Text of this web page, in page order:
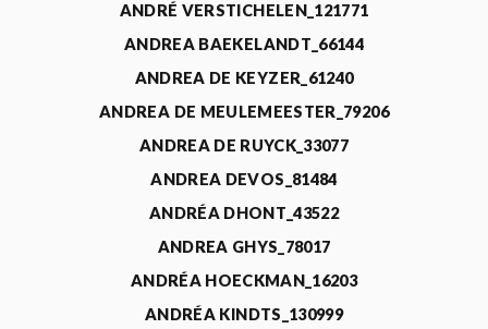
ANDRÉ VERSTICHELEN_121771
ANDREA BAEKELANDT_66144
ANDREA DE KEYZER_61240
ANDREA DE MEULEMEESTER_79206
ANDREA DE RUYCK_33077
ANDREA DEVOS_81484
ANDRÉA DHONT_43522
ANDREA GHYS_78017
ANDRÉA HOECKMAN_16203
ANDRÉA KINDTS_130999